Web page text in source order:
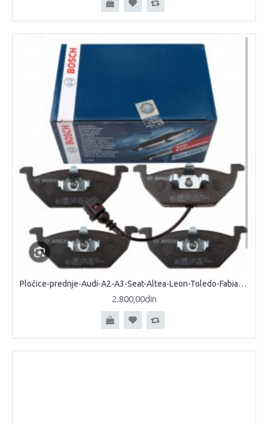
Pločice-prednje-Audi-A2-A3-Seat-Altea-Leon-Toledo-Fabia-Octavia-Roomster-Yeti-Bora-CAddy-Golf-IV-V-VI-Jetta-III-Polo
2.800,00din